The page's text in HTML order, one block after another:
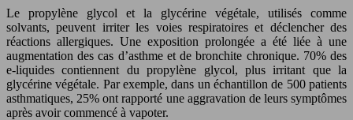
Le propylène glycol et la glycérine végétale, utilisés comme
solvants, peuvent irriter les voies respiratoires et déclencher des
réactions allergiques. Une exposition prolongée a été liée à une
augmentation des cas d’asthme et de bronchite chronique. 70% des
e-liquides contiennent du propylène glycol, plus irritant que la
glycérine végétale. Par exemple, dans un échantillon de 500 patients
asthmatiques, 25% ont rapporté une aggravation de leurs symptômes
après avoir commencé à vapoter.